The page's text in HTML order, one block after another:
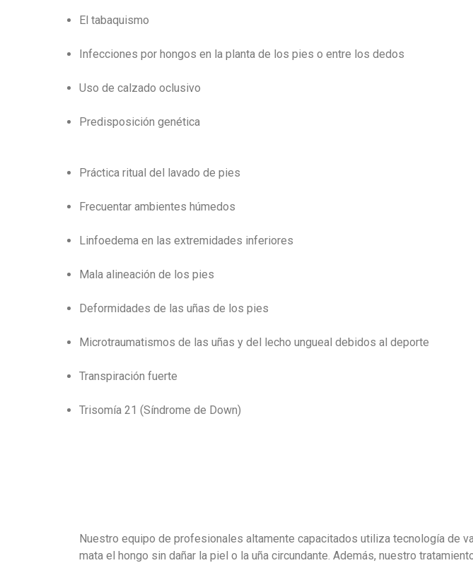
El tabaquismo
Infecciones por hongos en la planta de los pies o entre los dedos
Uso de calzado oclusivo
Predisposición genética
https://www.high-endrolex.com/18
Práctica ritual del lavado de pies
Frecuentar ambientes húmedos
Linfoedema en las extremidades inferiores
Mala alineación de los pies
Deformidades de las uñas de los pies
Microtraumatismos de las uñas y del lecho ungueal debidos al deporte
Transpiración fuerte
Trisomía 21 (Síndrome de Down)
Nuestro equipo de profesionales altamente capacitados utiliza tecnología de
mata el hongo sin dañar la piel o la uña circundante. Además, nuestro